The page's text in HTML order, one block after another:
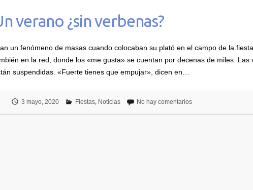
verano ¿sin verbenas?
un fenómeno de masas cuando colocaban su plató en el campo de la
en la red, donde los «me gusta» se cuentan por decenas de miles. Las
suspendidas. «Fuerte tienes que empujar», dicen en…
3 mayo, 2020 Fiestas, Noticias No hay comentarios